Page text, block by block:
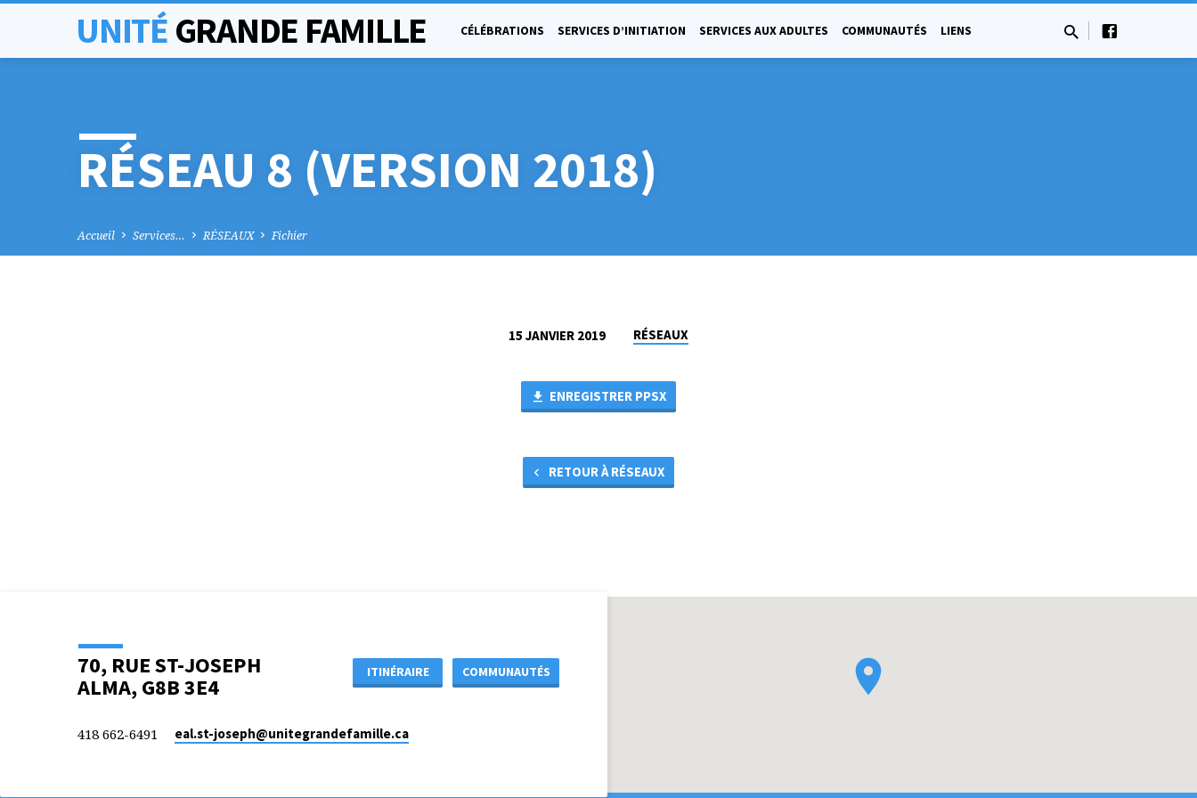
UNITÉ GRANDE FAMILLE CÉLÉBRATIONS SERVICES D’INITIATION SERVICES AUX ADULTES COMMUNAUTÉS LIENS
RÉSEAU 8 (VERSION 2018)
Accueil Services… RÉSEAUX Fichier
15 JANVIER 2019 RÉSEAUX
ENREGISTRER PPSX
RETOUR À RÉSEAUX
70, RUE ST-JOSEPH
ALMA, G8B 3E4
ITINÉRAIRE COMMUNAUTÉS
418 662-6491 eal.st-joseph​@unitegrandefamille.ca